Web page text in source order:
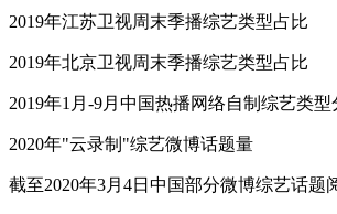
2019年江苏卫视周末季播综艺类型占比
2019年北京卫视周末季播综艺类型占比
2019年1月-9月中国热播网络自制综艺类型
2020年"云录制"综艺微博话题量
截至2020年3月4日中国部分微博综艺话题